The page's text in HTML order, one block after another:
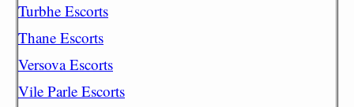
Turbhe Escorts
Thane Escorts
Versova Escorts
Vile Parle Escorts